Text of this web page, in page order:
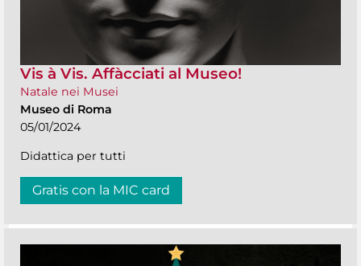
Vis à Vis. Affàcciati al Museo!
Natale nei Musei
Museo di Roma
05/01/2024
Didattica per tutti
Gratis con la MIC card